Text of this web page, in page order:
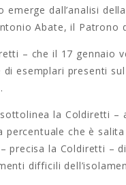
emerge dall’analisi
Abate, il Patrono
– che il 17 gennaio
esemplari presenti
la Coldiretti
che è
precisa la Coldiretti –
difficili